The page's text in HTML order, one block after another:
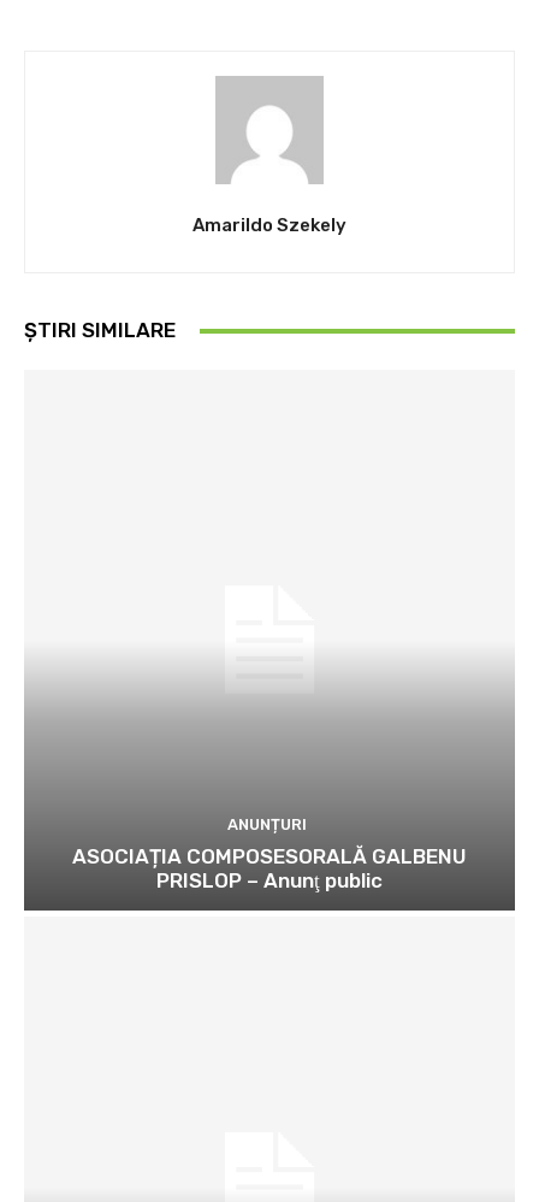
Amarildo Szekely
ȘTIRI SIMILARE
ANUNȚURI
ASOCIAȚIA COMPOSESORALĂ GALBENU
PRISLOP – Anunţ public